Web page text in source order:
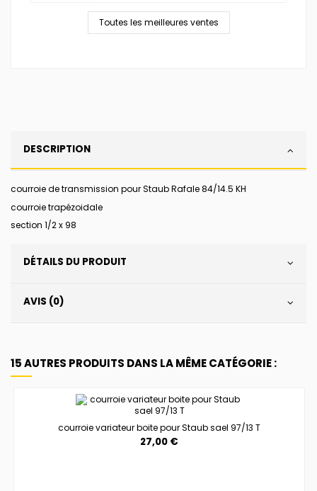
Toutes les meilleures ventes
DESCRIPTION
courroie de transmission pour Staub Rafale 84/14.5 KH
courroie trapézoidale
section 1/2 x 98
DÉTAILS DU PRODUIT
AVIS (0)
15 AUTRES PRODUITS DANS LA MÊME CATÉGORIE :
courroie variateur boite pour Staub sael 97/13 T
27,00 €